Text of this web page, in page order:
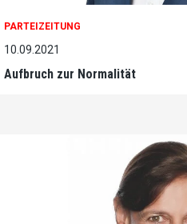
PARTEIZEITUNG
10.09.2021
Aufbruch zur Normalität